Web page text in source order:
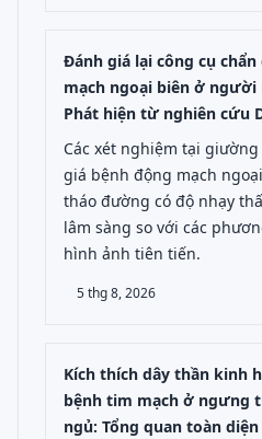
Đánh giá lại công cụ
mạch ngoại biên ở
Phát hiện từ nghiên cứu
Các xét nghiệm tại
giá bệnh động mạch
tháo đường có độ nhạy
lâm sàng so với các
hình ảnh tiên tiến.
5 thg 8, 2026
Kích thích dây thần kinh
bệnh tim mạch ở ngưng
ngủ: Tổng quan toàn diện